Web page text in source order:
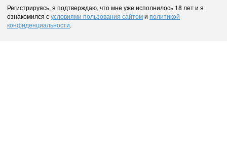
Регистрируясь, я подтверждаю, что мне уже исполнилось 18 лет и я
ознакомился сусловиями пользования сайтоми политикой
конфиденциальности.